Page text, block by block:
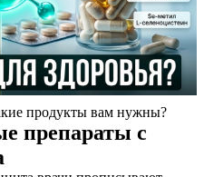
продукты вам нужны?
препараты с